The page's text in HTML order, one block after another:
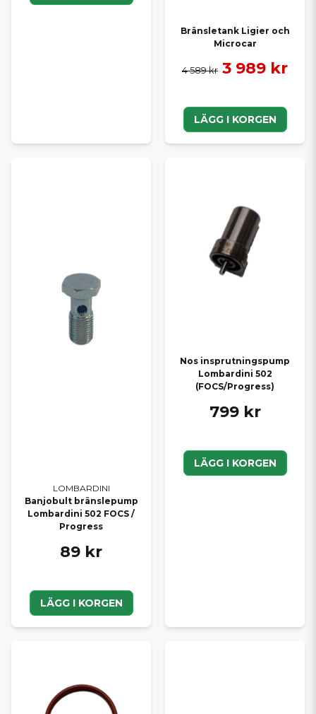
Bränsletank Ligier och
Microcar
4 589 kr 3 989 kr
LÄGG I KORGEN
LOMBARDINI
Banjobult bränslepump
Lombardini 502 FOCS /
Progress
89 kr
LÄGG I KORGEN
Nos insprutningspump
Lombardini 502
(FOCS/Progress)
799 kr
LÄGG I KORGEN